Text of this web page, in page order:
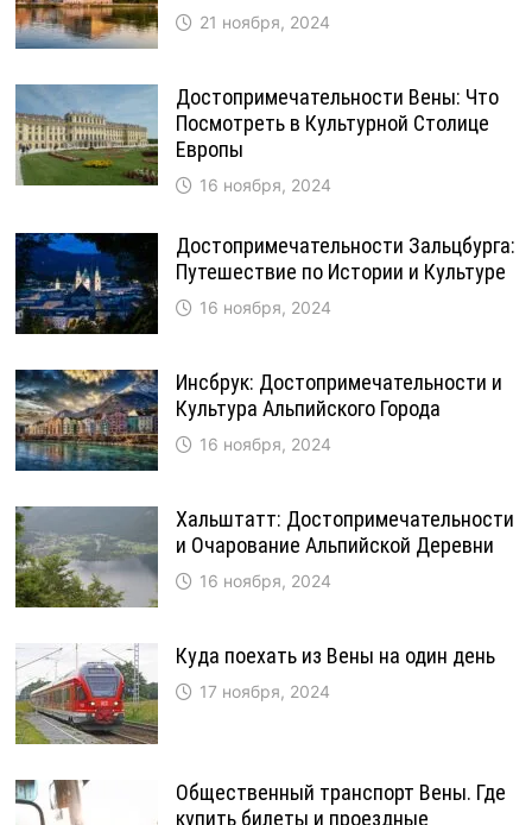
21 ноября, 2024
Достопримечательности Вены: Что
Посмотреть в Культурной Столице
Европы
16 ноября, 2024
Достопримечательности Зальцбурга:
Путешествие по Истории и Культуре
16 ноября, 2024
Инсбрук: Достопримечательности и
Культура Альпийского Города
16 ноября, 2024
Хальштатт: Достопримечательности
и Очарование Альпийской Деревни
16 ноября, 2024
Куда поехать из Вены на один день
17 ноября, 2024
Общественный транспорт Вены. Где
купить билеты и проездные